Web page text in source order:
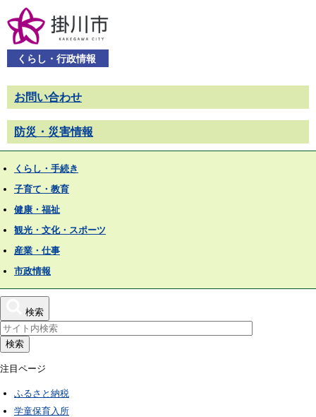
くらし・行政情報
お問い合わせ
防災・災害情報
くらし・手続き
子育て・教育
健康・福祉
観光・文化・スポーツ
産業・仕事
市政情報
検索
検索
注目ページ
ふるさと納税
学童保育入所